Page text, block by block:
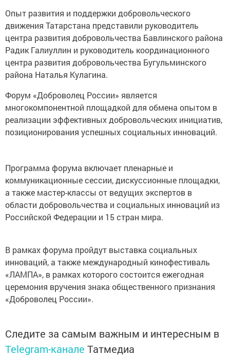
Опыт развития и поддержки добровольческого
движения Татарстана представили руководитель
центра развития добровольчества Бавлинского района
Радик Галиуллин и руководитель координационного
центра развития добровольчества Бугульминского
района Наталья Кулагина.
Форум «Доброволец России» является
многокомпонентной площадкой для обмена опытом в
реализации эффективных добровольческих инициатив,
позиционирования успешных социальных инноваций.
Программа форума включает пленарные и
коммуникационные сессии, дискуссионные площадки,
а также мастер-классы от ведущих экспертов в
области добровольчества и социальных инноваций из
Российской Федерации и 15 стран мира.
В рамках форума пройдут выставка социальных
инноваций, а также международный кинофестиваль
«ЛАМПА», в рамках которого состоится ежегодная
церемония вручения знака общественного признания
«Доброволец России».
Следите за самым важным и интересным в
Telegram-канале Татмедиа